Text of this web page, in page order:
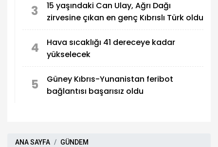
3
15 yaşındaki Can Ulay, Ağrı Dağı
zirvesine çıkan en genç Kıbrıslı Türk oldu
4
Hava sıcaklığı 41 dereceye kadar
yükselecek
5
Güney Kıbrıs-Yunanistan feribot
bağlantısı başarısız oldu
ANA SAYFA
GÜNDEM